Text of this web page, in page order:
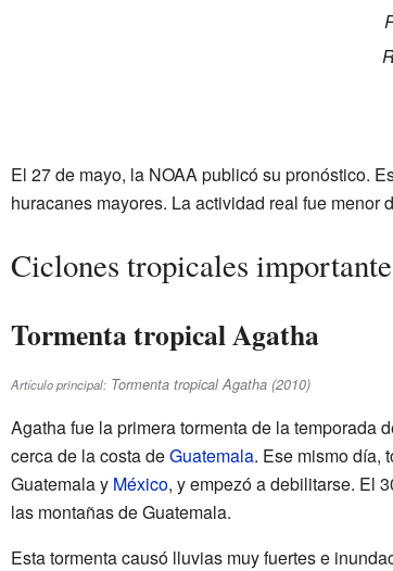
El 27 de mayo, la NOAA publicó su pronóstico.
huracanes mayores. La actividad real fue menor
Ciclones tropicales
Tormenta tropical Agatha
Artículo principal: Tormenta tropical Agatha (2010)
Agatha fue la primera tormenta de la temporada
cerca de la costa deGuatemala. Ese mismo día,
Guatemala y México, y empezó a debilitarse. El
las montañas de Guatemala.
Esta tormenta causó lluvias muy fuertes e